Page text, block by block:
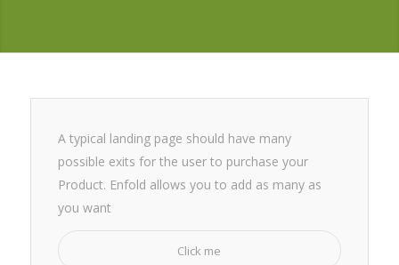
A typical landing page should have many
possible exits for the user to purchase your
Product. Enfold allows you to add as many as
you want
Click me